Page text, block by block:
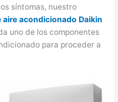
síntomas, nuestro
acondicionado Daikin
uno de los componentes
para proceder a